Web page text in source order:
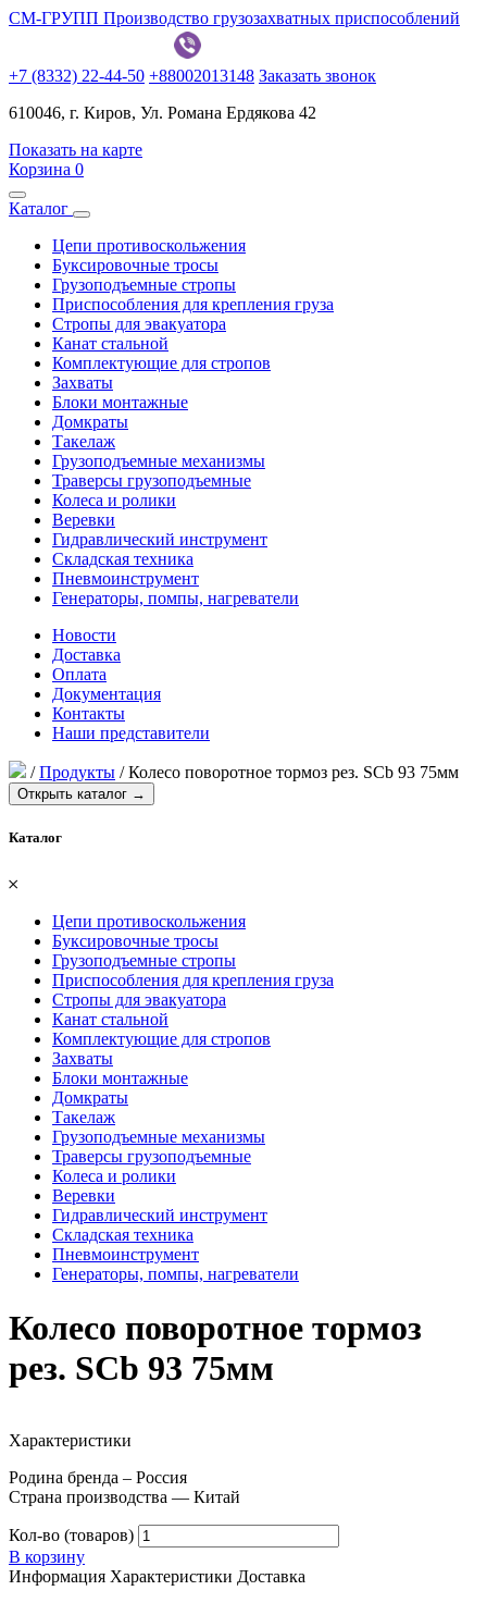
СМ-ГРУПП Производство грузозахватных приспособлений
+7 (8332) 22-44-50 +88002013148 Заказать звонок
610046, г. Киров, Ул. Романа Ердякова 42
Показать на карте
Корзина 0
Каталог
Цепи противоскольжения
Буксировочные тросы
Грузоподъемные стропы
Приспособления для крепления груза
Стропы для эвакуатора
Канат стальной
Комплектующие для стропов
Захваты
Блоки монтажные
Домкраты
Такелаж
Грузоподъемные механизмы
Траверсы грузоподъемные
Колеса и ролики
Веревки
Гидравлический инструмент
Складская техника
Пневмоинструмент
Генераторы, помпы, нагреватели
Новости
Доставка
Оплата
Документация
Контакты
Наши представители
/Продукты /Колесо поворотное тормоз рез. SCb 93 75мм
Открыть каталог →
Каталог
𐄂
Цепи противоскольжения
Буксировочные тросы
Грузоподъемные стропы
Приспособления для крепления груза
Стропы для эвакуатора
Канат стальной
Комплектующие для стропов
Захваты
Блоки монтажные
Домкраты
Такелаж
Грузоподъемные механизмы
Траверсы грузоподъемные
Колеса и ролики
Веревки
Гидравлический инструмент
Складская техника
Пневмоинструмент
Генераторы, помпы, нагреватели
Колесо поворотное тормоз
рез. SCb 93 75мм
Характеристики
Родина бренда – Россия
Страна производства — Китай
Кол-во (товаров)
В корзину
Информация Характеристики Доставка